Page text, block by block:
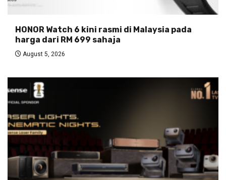
HONOR Watch 6 kini rasmi di Malaysia pada
harga dari RM 699 sahaja
August 5, 2026